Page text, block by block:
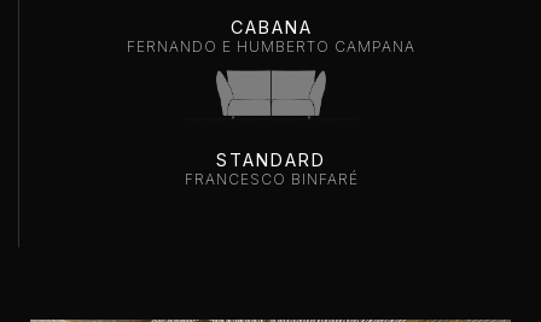
CABANA
FERNANDO E HUMBERTO CAMPANA
STANDARD
FRANCESCO BINFARÉ